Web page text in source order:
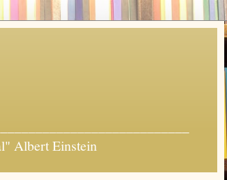
Albert Einstein